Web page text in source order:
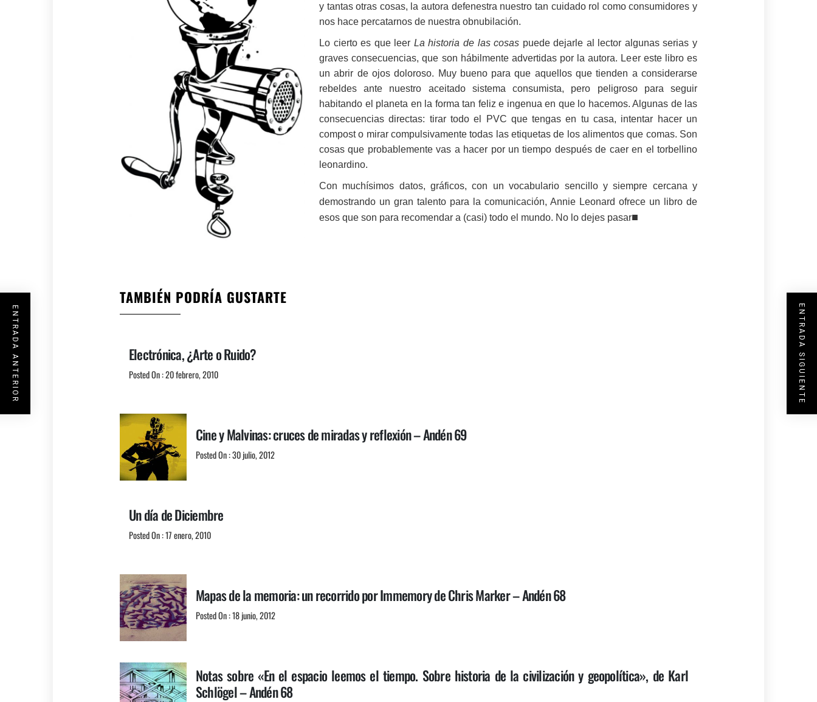
y tantas otras cosas, la autora defenestra nuestro tan cuidado rol como consumidores y
nos hace percatarnos de nuestra obnubilación.
Lo cierto es que leer La historia de las cosas puede dejarle al lector algunas serias y
graves consecuencias, que son hábilmente advertidas por la autora. Leer este libro es
un abrir de ojos doloroso. Muy bueno para que aquellos que tienden a considerarse
rebeldes ante nuestro aceitado sistema consumista, pero peligroso para seguir
habitando el planeta en la forma tan feliz e ingenua en que lo hacemos. Algunas de las
consecuencias directas: tirar todo el PVC que tengas en tu casa, intentar hacer un
compost o mirar compulsivamente todas las etiquetas de los alimentos que comas. Son
cosas que probablemente vas a hacer por un tiempo después de caer en el torbellino
leonardino.
Con muchísimos datos, gráficos, con un vocabulario sencillo y siempre cercana y
demostrando un gran talento para la comunicación, Annie Leonard ofrece un libro de
esos que son para recomendar a (casi) todo el mundo. No lo dejes pasar■
TAMBIÉN PODRÍA GUSTARTE
Electrónica, ¿Arte o Ruido?
Posted On : 20 febrero, 2010
Cine y Malvinas: cruces de miradas y reflexión – Andén 69
Posted On : 30 julio, 2012
Un día de Diciembre
Posted On : 17 enero, 2010
Mapas de la memoria: un recorrido por Immemory de Chris Marker – Andén 68
Posted On : 18 junio, 2012
Notas sobre «En el espacio leemos el tiempo. Sobre historia de la civilización y geopolítica», de Karl
Schlögel – Andén 68
ENTRADA ANTERIOR ENTRADA SIGUIENTE